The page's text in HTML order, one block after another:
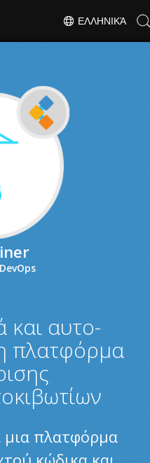
ΕΛΛΗΝΙΚΆ
και αυτο-
πλατφόρμα
μια πλατφόρμα